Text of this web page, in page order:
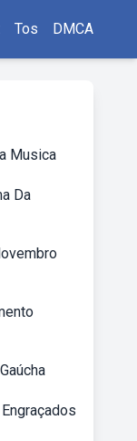
Tos DMCA
Musica
Da